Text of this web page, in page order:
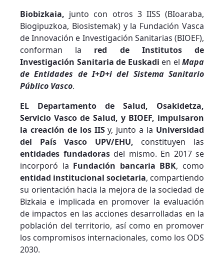
Biobizkaia, junto con otros 3 IISS (BIoaraba,
Biogipuzkoa, Biosistemak) y la Fundación Vasca
de Innovación e Investigación Sanitarias (BIOEF),
conforman la red de Institutos de
Investigación Sanitaria de Euskadi en el Mapa
de Entidades de I+D+i del Sistema Sanitario
Público Vasco.
EL Departamento de Salud, Osakidetza,
Servicio Vasco de Salud, y BIOEF, impulsaron
la creación de los IISy, junto a la Universidad
del País Vasco UPV/EHU, constituyen las
entidades fundadoras del mismo. En 2017 se
incorporó la Fundación bancaria BBK, como
entidad institucional societaria, compartiendo
su orientación hacia la mejora de la sociedad de
Bizkaia e implicada en promover la evaluación
de impactos en las acciones desarrolladas en la
población del territorio, así como en promover
los compromisos internacionales, como los ODS
2030.